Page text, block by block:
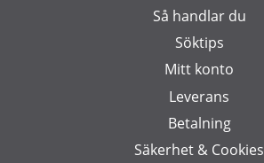
Så handlar du
Söktips
Mitt konto
Leverans
Betalning
Säkerhet & Cookies